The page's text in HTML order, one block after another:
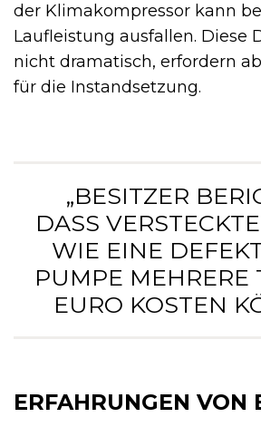
der Klimakompressor kann
Laufleistung ausfallen. Diese
nicht dramatisch, erfordern
für die Instandsetzung.
„BESITZER
DASS
WIE EINE
PUMPE MEHRERE
EURO KOSTEN
ERFAHRUNGEN VON